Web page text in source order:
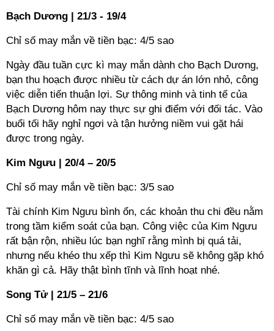
Bạch Dương | 21/3 - 19/4
Chỉ số may mắn về tiền bạc: 4/5 sao
Ngày đầu tuần cực kì may mắn dành cho Bạch Dương,
bạn thu hoạch được nhiều từ cách dự án lớn nhỏ, công
việc diễn tiến thuận lợi. Sự thông minh và tinh tế của
Bạch Dương hôm nay thực sự ghi điểm với đối tác. Vào
buổi tối hãy nghỉ ngơi và tận hưởng niềm vui gặt hái
được trong ngày.
Kim Ngưu | 20/4 – 20/5
Chỉ số may mắn về tiền bạc: 3/5 sao
Tài chính Kim Ngưu bình ổn, các khoản thu chi đều nằm
trong tầm kiểm soát của bạn. Công việc của Kim Ngưu
rất bận rộn, nhiều lúc bạn nghĩ rằng mình bị quá tải,
nhưng nếu khéo thu xếp thì Kim Ngưu sẽ không gặp khó
khăn gì cả. Hãy thật bình tĩnh và lĩnh hoạt nhé.
Song Tử | 21/5 – 21/6
Chỉ số may mắn về tiền bạc: 4/5 sao